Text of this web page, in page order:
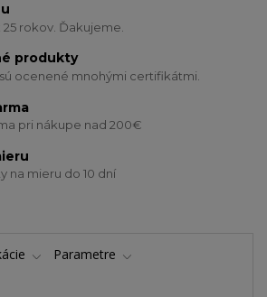
25 rokov. Ďakujeme.
produkty
ocenené mnohými certifikátmi.
pri nákupe nad 200€
na mieru do 10 dní
Parametre